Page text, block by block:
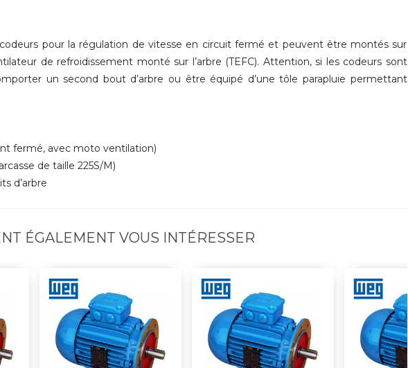
pour la régulation de vitesse en circuit fermé et peuvent être montés sur
de refroidissement monté sur l’arbre (TEFC). Attention, si les codeurs sont
un second bout d’arbre ou être équipé d’une tôle parapluie permettant
fermé, avec moto ventilation)
de taille 225S/M)
d’arbre
ÉGALEMENT VOUS INTÉRESSER